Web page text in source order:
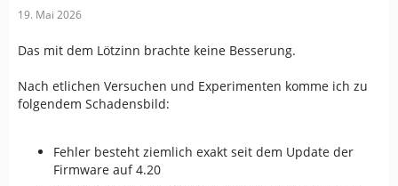
19. Mai 2026
Das mit dem Lötzinn brachte keine Besserung.
Nach etlichen Versuchen und Experimenten komme ich zu
folgendem Schadensbild:
Fehler besteht ziemlich exakt seit dem Update der
Firmware auf 4.20